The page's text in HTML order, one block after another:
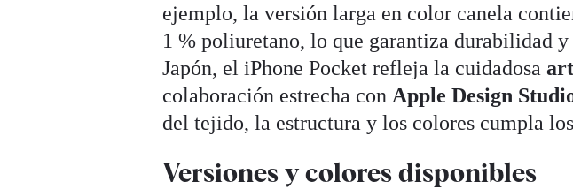
ejemplo, la versión larga en color canela
1 % poliuretano, lo que garantiza durabilidad
Japón, el iPhone Pocket refleja la cuidadosa
colaboración estrecha con Apple Design
del tejido, la estructura y los colores cumpla
Versiones y colores disponibles